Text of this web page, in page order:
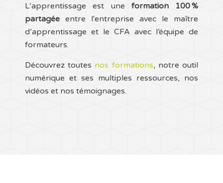
L’apprentissage est une formation 100 %
partagée entre l'entreprise avec le maître
d’apprentissage et le CFA avec l’équipe de
formateurs.
Découvrez toutes nos formations, notre outil
numérique et ses multiples ressources, nos
vidéos et nos témoignages.